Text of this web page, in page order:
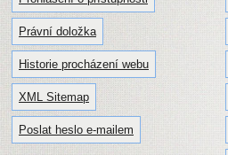
Právní doložka
Historie procházení webu
XML Sitemap
Poslat heslo e-mailem